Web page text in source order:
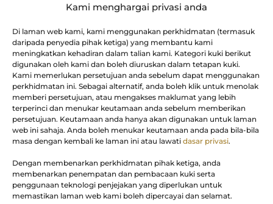
Kami menghargai privasi anda
Di laman web kami, kami menggunakan perkhidmatan (termasuk
daripada penyedia pihak ketiga) yang membantu kami
meningkatkan kehadiran dalam talian kami. Kategori kuki berikut
digunakan oleh kami dan boleh diuruskan dalam tetapan kuki.
Kami memerlukan persetujuan anda sebelum dapat menggunakan
perkhidmatan ini. Sebagai alternatif, anda boleh klik untuk menolak
memberi persetujuan, atau mengakses maklumat yang lebih
terperinci dan menukar keutamaan anda sebelum memberikan
persetujuan. Keutamaan anda hanya akan digunakan untuk laman
web ini sahaja. Anda boleh menukar keutamaan anda pada bila-bila
masa dengan kembali ke laman ini atau lawati dasar privasi.
Dengan membenarkan perkhidmatan pihak ketiga, anda
membenarkan penempatan dan pembacaan kuki serta
penggunaan teknologi penjejakan yang diperlukan untuk
memastikan laman web kami boleh dipercayai dan selamat.
Permukaan hitam
Explorer II mempunyai paparan tarikh, jarum 24
jam tambahan berwarna oren dan bezel tetap
berserta senggatan 24 jam yang membolehkan
pembezaan waktu siang dan malam. Model ini
menjadi jam tangan pilihan bagi ahli speleologi,
ahli volkanologi dan penjelajah kutub. Penanda
jam dan jarum jam mempunyai paparan
Chromalight yang sangat mudah dibaca dengan
sinaran biru yang tahan lama.